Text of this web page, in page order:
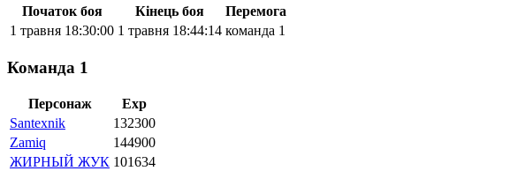
Початок боя
Кінець боя
Перемога
1 травня 18:30:00 1 травня 18:44:14 команда 1
Команда 1
Персонаж
Exp
Santexnik
132300
Zamiq
144900
ЖИРНЫЙ ЖУК 101634